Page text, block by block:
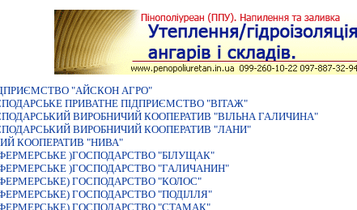
"АЙСКОН АГРО"
ПРИВАТНЕ ПIДПРИЄМСТВО "ВIТАЖ"
ВИРОБНИЧИЙ КООПЕРАТИВ "ВIЛЬНА ГАЛИЧИНА"
ВИРОБНИЧИЙ КООПЕРАТИВ "ЛАНИ"
КООПЕРАТИВ "НИВА"
)ГОСПОДАРСТВО "БIЛУЩАК"
)ГОСПОДАРСТВО "ГАЛИЧАНИН"
ГОСПОДАРСТВО "КОЛОС"
ГОСПОДАРСТВО "ПОДІЛЛЯ"
ГОСПОДАРСТВО "СТАМАК"